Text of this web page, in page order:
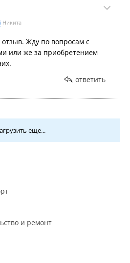
Никита
Жду по вопросам с
или же за приобретением
ответить
еще...
и ремонт